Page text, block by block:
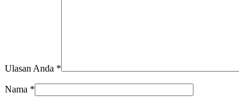
Ulasan Anda *
Nama *